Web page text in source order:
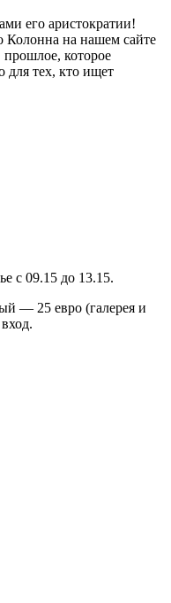
его аристократии!
Колонна на нашем сайте
которое
для тех, кто ищет
с 09.15 до 13.15.
— 25 евро (галерея и